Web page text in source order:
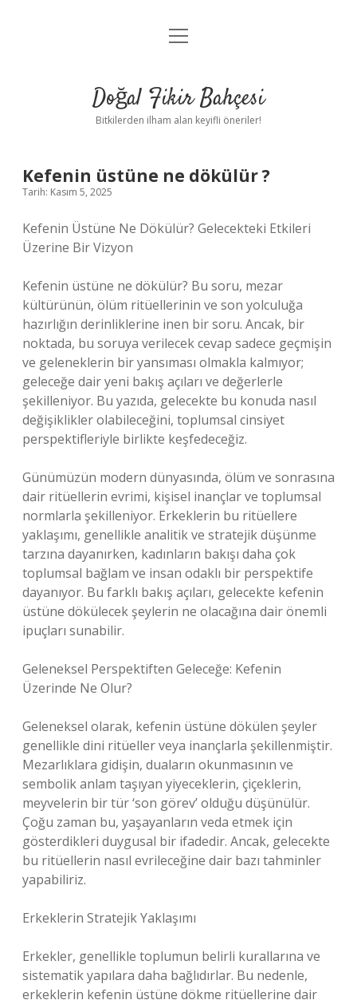
Anasayfa
Yasal Uyarı
menüyü
Doğal Fikir Bahçesi
Bitkilerden ilham alan keyifli öneriler!
Kefenin üstüne ne dökülür ?
Tarih: Kasım 5, 2025
Kefenin Üstüne Ne Dökülür? Gelecekteki Etkileri
Üzerine Bir Vizyon
Kefenin üstüne ne dökülür? Bu soru, mezar
kültürünün, ölüm ritüellerinin ve son yolculuğa
hazırlığın derinliklerine inen bir soru. Ancak, bir
noktada, bu soruya verilecek cevap sadece geçmişin
ve geleneklerin bir yansıması olmakla kalmıyor;
geleceğe dair yeni bakış açıları ve değerlerle
şekilleniyor. Bu yazıda, gelecekte bu konuda nasıl
değişiklikler olabileceğini, toplumsal cinsiyet
perspektifleriyle birlikte keşfedeceğiz.
Günümüzün modern dünyasında, ölüm ve sonrasına
dair ritüellerin evrimi, kişisel inançlar ve toplumsal
normlarla şekilleniyor. Erkeklerin bu ritüellere
yaklaşımı, genellikle analitik ve stratejik düşünme
tarzına dayanırken, kadınların bakışı daha çok
toplumsal bağlam ve insan odaklı bir perspektife
dayanıyor. Bu farklı bakış açıları, gelecekte kefenin
üstüne dökülecek şeylerin ne olacağına dair önemli
ipuçları sunabilir.
Geleneksel Perspektiften Geleceğe: Kefenin
Üzerinde Ne Olur?
Geleneksel olarak, kefenin üstüne dökülen şeyler
genellikle dini ritüeller veya inançlarla şekillenmiştir.
Mezarlıklara gidişin, duaların okunmasının ve
sembolik anlam taşıyan yiyeceklerin, çiçeklerin,
meyvelerin bir tür ‘son görev’ olduğu düşünülür.
Çoğu zaman bu, yaşayanların veda etmek için
gösterdikleri duygusal bir ifadedir. Ancak, gelecekte
bu ritüellerin nasıl evrileceğine dair bazı tahminler
yapabiliriz.
Erkeklerin Stratejik Yaklaşımı
Erkekler, genellikle toplumun belirli kurallarına ve
sistematik yapılara daha bağlıdırlar. Bu nedenle,
erkeklerin kefenin üstüne dökme ritüellerine dair